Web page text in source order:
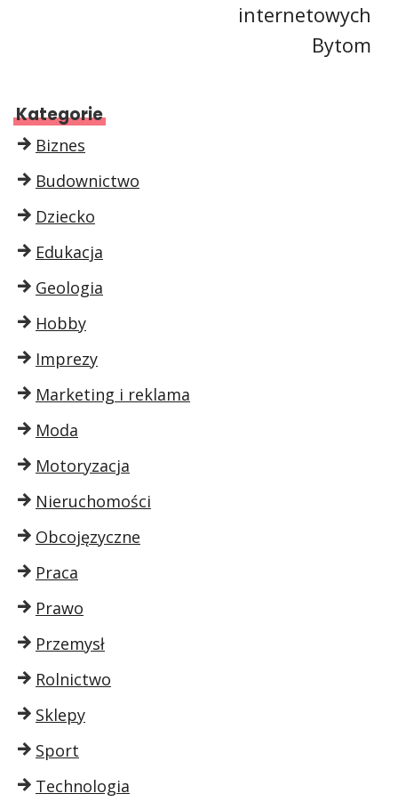
internetowych
Bytom
Kategorie
Biznes
Budownictwo
Dziecko
Edukacja
Geologia
Hobby
Imprezy
Marketing i reklama
Moda
Motoryzacja
Nieruchomości
Obcojęzyczne
Praca
Prawo
Przemysł
Rolnictwo
Sklepy
Sport
Technologia